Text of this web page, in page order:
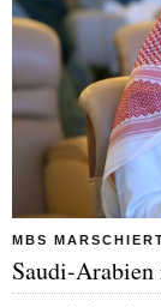
MBS
Saudi-